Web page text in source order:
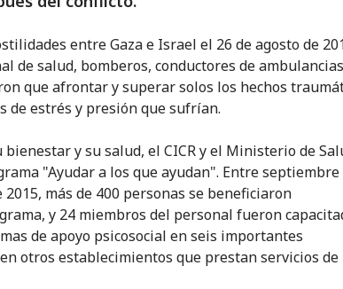
entre Gaza e Israel el 26 de agosto de
de salud, bomberos, conductores de
que afrontar y superar solos los hechos
de estrés y presión que sufrían.
y su salud, el CICR y el Ministerio de
"Ayudar a los que ayudan". Entre septiembre
más de 400 personas se beneficiaron
y 24 miembros del personal fueron
de apoyo psicosocial en seis importantes
otros establecimientos que prestan servicios de